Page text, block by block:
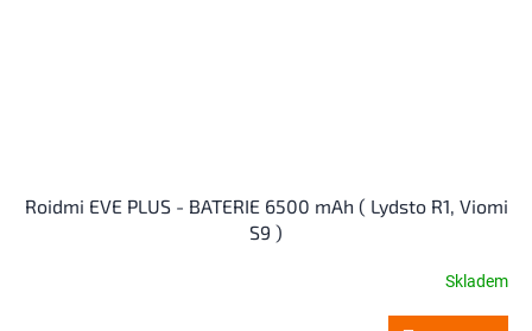
Roidmi EVE PLUS - BATERIE 6500 mAh ( Lydsto R1, Viomi
S9 )
Skladem